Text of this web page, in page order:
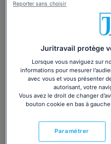
3
Vous souhaitez
ou appelez le01 75 75
Juritravail protège
Lorsque vous naviguez sur
informations pour mesurer
avec vous et vous présenter
autorisant, votre
Vous avez le droit de changer
bouton cookie en bas à
Paramétrer
Reporter sans choisir